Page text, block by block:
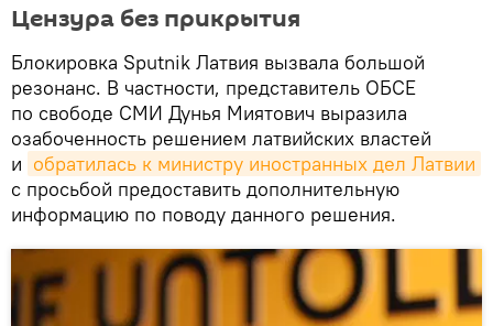
Цензура без прикрытия
Блокировка Sputnik Латвия вызвала большой
резонанс. В частности, представитель ОБСЕ
по свободе СМИ Дунья Миятович выразила
озабоченность решением латвийских властей
и обратилась к министру иностранных дел Латвии
с просьбой предоставить дополнительную
информацию по поводу данного решения.